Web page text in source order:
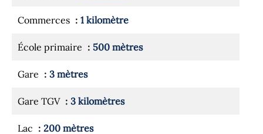
Commerces 1 kilomètre
École primaire 500 mètres
Gare 3 mètres
Gare TGV 3 kilomètres
Lac 200 mètres